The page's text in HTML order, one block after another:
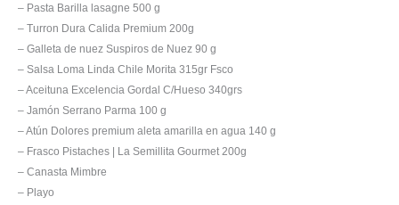
– Pasta Barilla lasagne 500 g
– Turron Dura Calida Premium 200g
– Galleta de nuez Suspiros de Nuez 90 g
– Salsa Loma Linda Chile Morita 315gr Fsco
– Aceituna Excelencia Gordal C/Hueso 340grs
– Jamón Serrano Parma 100 g
– Atún Dolores premium aleta amarilla en agua 140 g
– Frasco Pistaches | La Semillita Gourmet 200g
– Canasta Mimbre
– Playo